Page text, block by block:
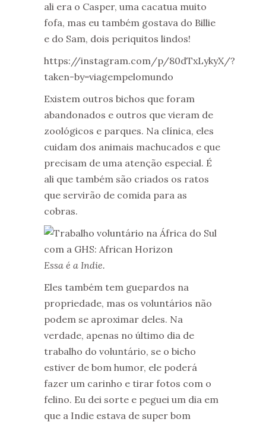
ali era o Casper, uma cacatua muito
fofa, mas eu também gostava do Billie
e do Sam, dois periquitos lindos!
https://instagram.com/p/80dTxLykyX/?
taken-by=viagempelomundo
Existem outros bichos que foram
abandonados e outros que vieram de
zoológicos e parques. Na clínica, eles
cuidam dos animais machucados e que
precisam de uma atenção especial. É
ali que também são criados os ratos
que servirão de comida para as
cobras.
Essa é a Indie.
Eles também tem guepardos na
propriedade, mas os voluntários não
podem se aproximar deles. Na
verdade, apenas no último dia de
trabalho do voluntário, se o bicho
estiver de bom humor, ele poderá
fazer um carinho e tirar fotos com o
felino. Eu dei sorte e peguei um dia em
que a Indie estava de super bom